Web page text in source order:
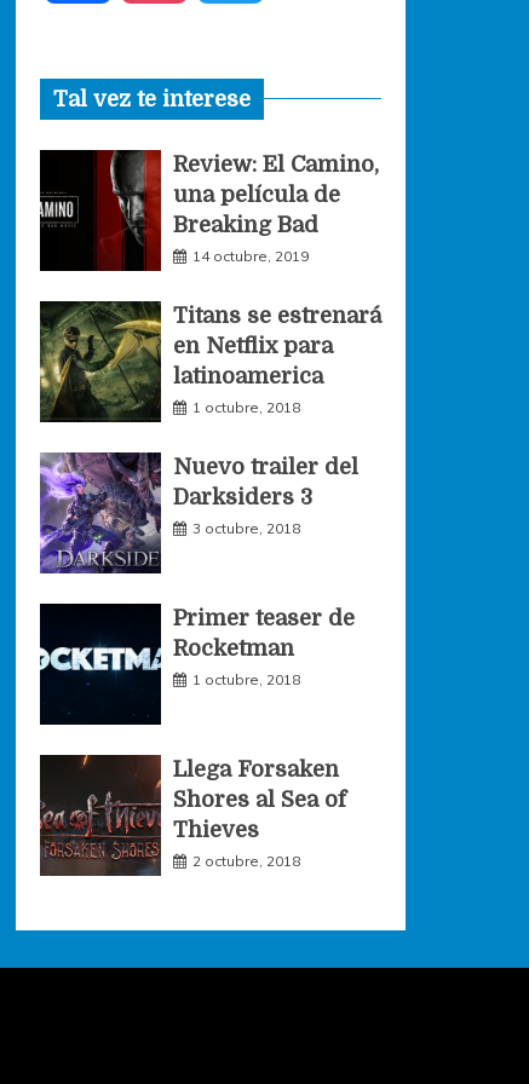
c
e
b
o
o
s
t
a
g
r
m
i
t
t
r
Tal vez te interese
Review: El Camino,
una película de
Breaking Bad
14 octubre, 2019
Titans se estrenará
en Netflix para
latinoamerica
1 octubre, 2018
Nuevo trailer del
Darksiders 3
3 octubre, 2018
Primer teaser de
Rocketman
1 octubre, 2018
Llega Forsaken
Shores al Sea of
Thieves
2 octubre, 2018